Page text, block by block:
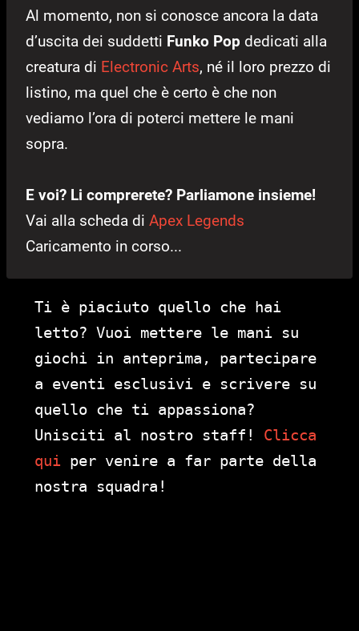
Al momento, non si conosce ancora la data
d’uscita dei suddetti Funko Pop dedicati alla
creatura di Electronic Arts, né il loro prezzo di
listino, ma quel che è certo è che non
vediamo l’ora di poterci mettere le mani
sopra.
E voi? Li comprerete? Parliamone insieme!
Vai alla scheda di Apex Legends
Caricamento in corso...
Ti è piaciuto quello che hai
letto? Vuoi mettere le mani su
giochi in anteprima, partecipare
a eventi esclusivi e scrivere su
quello che ti appassiona?
Unisciti al nostro staff! Clicca
qui per venire a far parte della
nostra squadra!